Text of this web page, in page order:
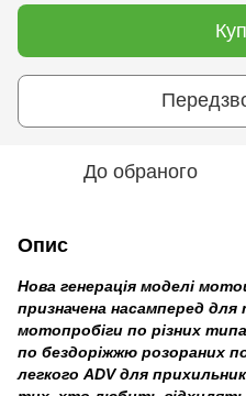
До обраного
Опис
Нова генерація моделі
призначена насамперед
мотопробіги по різних
по бездоріжжю розораних
легкого ADV для